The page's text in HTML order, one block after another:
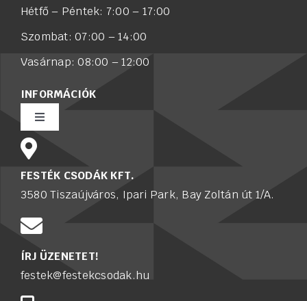
Hétfő – Péntek: 7:00 – 17:00
Szombat: 07:00 – 14:00
Vasárnap: 08:00 – 12:00
INFORMÁCIÓK
Toggle
Navigation
Rólunk
Értékesítő munkatársat keresünk
FESTÉK CSODÁK KFT.
3580 Tiszaújváros, Ipari Park, Bay Zoltán út 1/A.
ÍRJ ÜZENETET!
festek@festekcsodak.hu